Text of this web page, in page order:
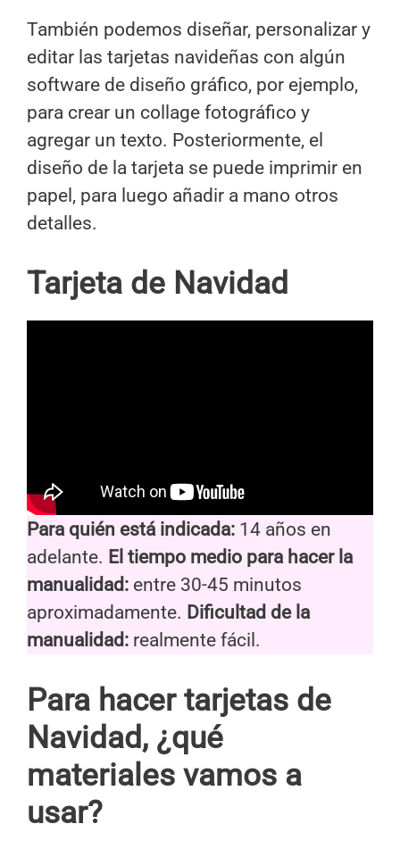
También podemos diseñar, personalizar y
editar las tarjetas navideñas con algún
software de diseño gráfico, por ejemplo,
para crear un collage fotográfico y
agregar un texto. Posteriormente, el
diseño de la tarjeta se puede imprimir en
papel, para luego añadir a mano otros
detalles.
Tarjeta de Navidad
Para quién está indicada: 14 años en
adelante. El tiempo medio para hacer la
manualidad: entre 30-45 minutos
aproximadamente. Dificultad de la
manualidad: realmente fácil.
Para hacer tarjetas de
Navidad, ¿qué
materiales vamos a
usar?